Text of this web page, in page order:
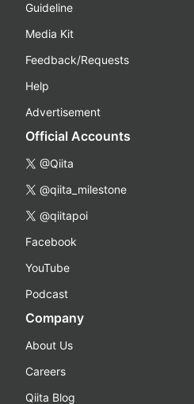
Guideline
Media Kit
Feedback/Requests
Help
Advertisement
Official Accounts
@Qiita
@qiita_milestone
@qiitapoi
Facebook
YouTube
Podcast
Company
About Us
Careers
Qiita Blog